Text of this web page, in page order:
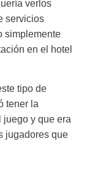
verlos
servicios
simplemente
en el hotel
tipo de
tener la
juego y que era
jugadores que